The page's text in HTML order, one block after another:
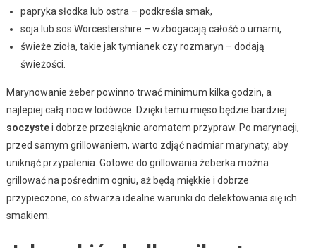
papryka słodka lub ostra – podkreśla smak,
soja lub sos Worcestershire – wzbogacają całość o umami,
świeże zioła, takie jak tymianek czy rozmaryn – dodają
świeżości.
Marynowanie żeber powinno trwać minimum kilka godzin, a
najlepiej całą noc w lodówce. Dzięki temu mięso będzie bardziej
soczystei dobrze przesiąknie aromatem przypraw. Po marynacji,
przed samym grillowaniem, warto zdjąć nadmiar marynaty, aby
uniknąć przypalenia. Gotowe do grillowania żeberka można
grillować na pośrednim ogniu, aż będą miękkie i dobrze
przypieczone, co stwarza idealne warunki do delektowania się ich
smakiem.